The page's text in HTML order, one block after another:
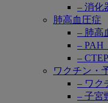
– 消化
肺高血圧症
– 肺高
– PAH
–
ワクチン・
– ワク
– 子宮